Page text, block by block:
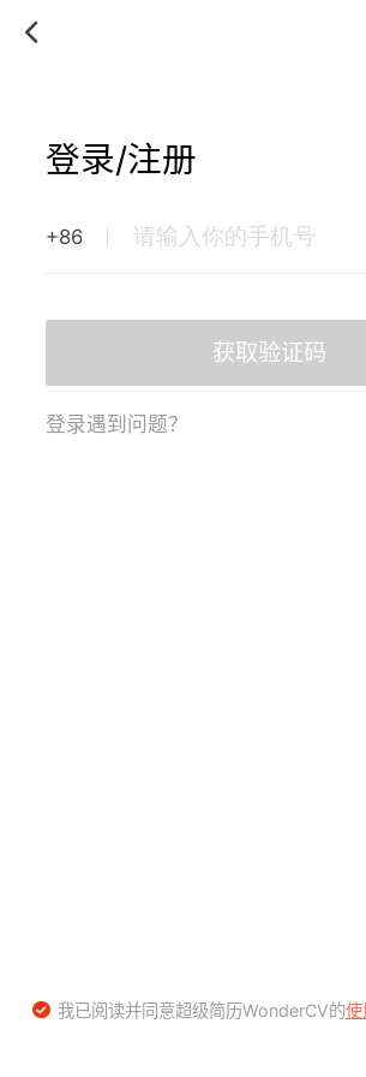
登录/注册
+86
获取验证码
登录遇到问题？
我已阅读并同意超级简历WonderCV的使